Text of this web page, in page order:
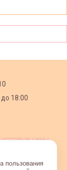
18:00
оптовые цены,
пользования